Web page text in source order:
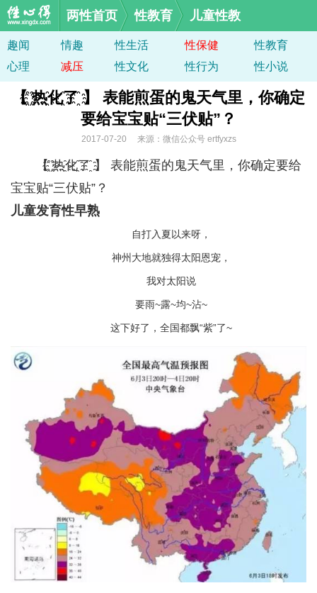
两性首页 性教育 儿童性教
趣闻 情趣 性生活 性保健
性教育
心理
减压 性文化 性行为 性小说
【҈ ​҈热҈化҈了҈ 】 表能煎蛋的鬼天气里，你确定
要给宝宝贴“三伏贴”？
2017-07-20 来源：微信公众号 ertfyxzs
【҈ ​҈热҈化҈了҈ 】 表能煎蛋的鬼天气里，你确定要给
宝宝贴“三伏贴”？
儿童发育性早熟
自打入夏以来呀，
神州大地就独得太阳恩宠，
我对太阳说
要雨~露~均~沾~
这下好了，全国都飘“紫”了~